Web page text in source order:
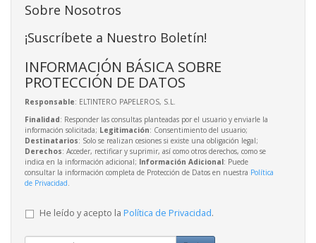
Sobre Nosotros
¡Suscríbete a Nuestro Boletín!
INFORMACIÓN BÁSICA SOBRE
PROTECCIÓN DE DATOS
Responsable: ELTINTERO PAPELEROS, S.L.
Finalidad: Responder las consultas planteadas por el usuario y enviarle la
información solicitada; Legitimación: Consentimiento del usuario;
Destinatarios: Solo se realizan cesiones si existe una obligación legal;
Derechos: Acceder, rectificar y suprimir, así como otros derechos, como se
indica en la información adicional; Información Adicional: Puede
consultar la información completa de Protección de Datos en nuestra Política
de Privacidad
He leído y acepto la Política de Privacidad.